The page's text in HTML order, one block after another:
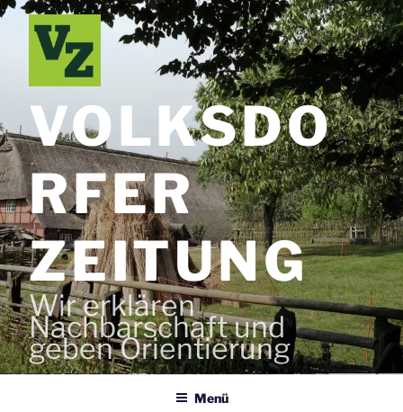
Zum
Inhalt
springen
VOLKSDO
RFER
ZEITUNG
Wir erklären
Nachbarschaft und
geben Orientierung
Menü